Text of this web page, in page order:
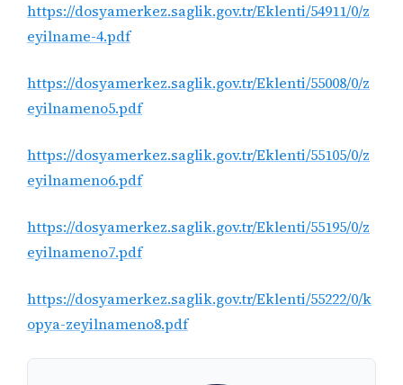
https://dosyamerkez.saglik.gov.tr/Eklenti/54911/0/z
eyilname-4.pdf
https://dosyamerkez.saglik.gov.tr/Eklenti/55008/0/z
eyilnameno5.pdf
https://dosyamerkez.saglik.gov.tr/Eklenti/55105/0/z
eyilnameno6.pdf
https://dosyamerkez.saglik.gov.tr/Eklenti/55195/0/z
eyilnameno7.pdf
https://dosyamerkez.saglik.gov.tr/Eklenti/55222/0/k
opya-zeyilnameno8.pdf